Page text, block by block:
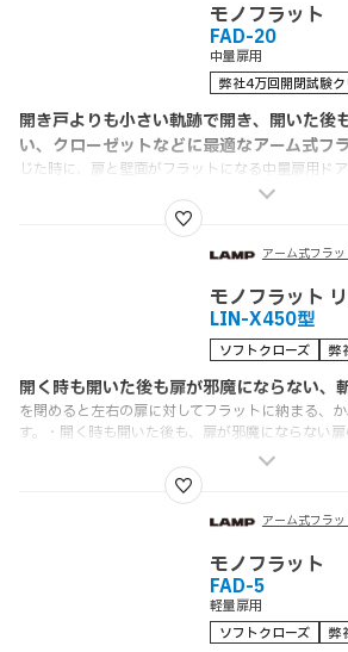
す。また、閉めるときはダンパーによりゆっくり
的なワンタッチ取付ワンタッチ取付方式を採用し
調整が可能スライド丁番を調整する要領で、上下
に対して調整ができます。・さまざまなキャビネ
などの組み合わせが可能なため、さまざまなキャ
型コーナースペースにも有効です。
モノフラット
FAD-20
中量扉用
弊社4万回開閉試験ク
開き戸よりも小さい軌跡で開き、開いた後
い、クローゼットなどに最適なアーム式フ
じた時に、扉と壁面がフラットになる中量扉用ド
く時の軌跡が開き戸に比べて小さく、キャビネッ
使用できます。●片開き、観音開きなどの開き方
ガススプリングを使用しているため扉の開閉がス
アーム式フラ
モノフラット
LIN-X450型
ソフトクローズ 弊
開く時も開いた後も扉が邪魔にならない、
を閉めると左右の扉に対してフラットに納まる、
す。・開く時も開いた後も、扉が邪魔にならない
べて小さいため、開いた状態でも邪魔にならない
ペースが狭い場所でも使用できます。・フルオープ
用キャビネットの側板に取り付けるため、内部ス
活用できます。・スムーズな操作感扉はどの位置か
します。また、閉めるときはダンパーによりゆっ
画期的なワンタッチ取付ワンタッチ取付方式を採
位置調整が可能スライド丁番を調整する要領で、
方向に対して調整ができます。・さまざまなキャ
アーム式フラ
モノフラット
FAD-5
軽量扉用
ソフトクローズ
弊